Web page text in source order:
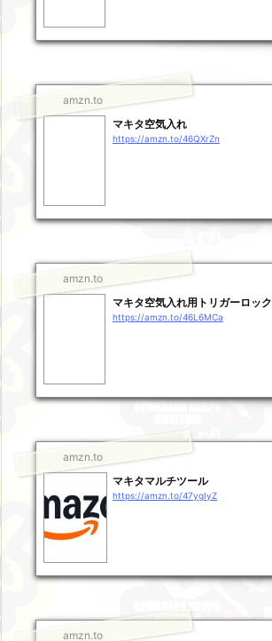
amzn.to
マキタ空気入れ
https://amzn.to/46QXrZn
amzn.to
マキタ空気入れ用トリガーロック
https://amzn.to/46L6MCa
amzn.to
マキタマルチツール
https://amzn.to/47ygIyZ
amzn.to